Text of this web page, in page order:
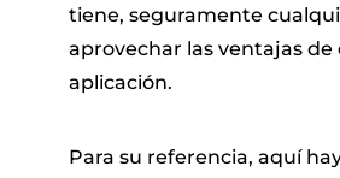
tiene, seguramente
aprovechar las ventajas de
aplicación.
Para su referencia, aquí